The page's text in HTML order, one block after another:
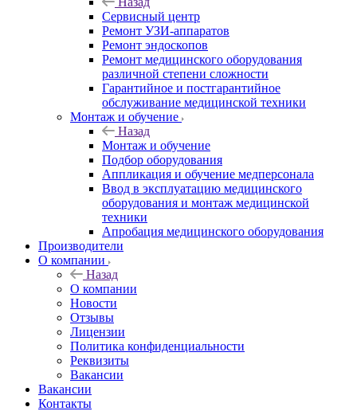
Сервисный центр
Ремонт УЗИ-аппаратов
Ремонт эндоскопов
Ремонт медицинского оборудования
различной степени сложности
Гарантийное и постгарантийное
обслуживание медицинской техники
Монтаж и обучение
Назад
Монтаж и обучение
Подбор оборудования
Аппликация и обучение медперсонала
Ввод в эксплуатацию медицинского
оборудования и монтаж медицинской
техники
Апробация медицинского оборудования
Производители
О компании
Назад
О компании
Новости
Отзывы
Лицензии
Политика конфиденциальности
Реквизиты
Вакансии
Вакансии
Контакты